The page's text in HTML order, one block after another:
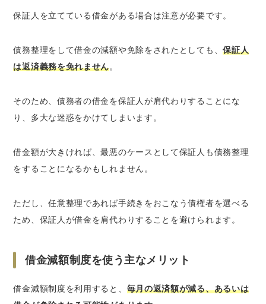
保証人を立てている借金がある場合は注意が必要です。
債務整理をして借金の減額や免除をされたとしても、保証人
は返済義務を免れません。
そのため、債務者の借金を保証人が肩代わりすることにな
り、多大な迷惑をかけてしまいます。
借金額が大きければ、最悪のケースとして保証人も債務整理
をすることになるかもしれません 。
ただし、任意整理であれば手続きをおこなう債権者を選べる
ため、保証人が借金を肩代わりすることを避けられます。
借金減額制度を使う主なメリット
借金減額制度を利用すると、 毎月の返済額が減る、あるいは